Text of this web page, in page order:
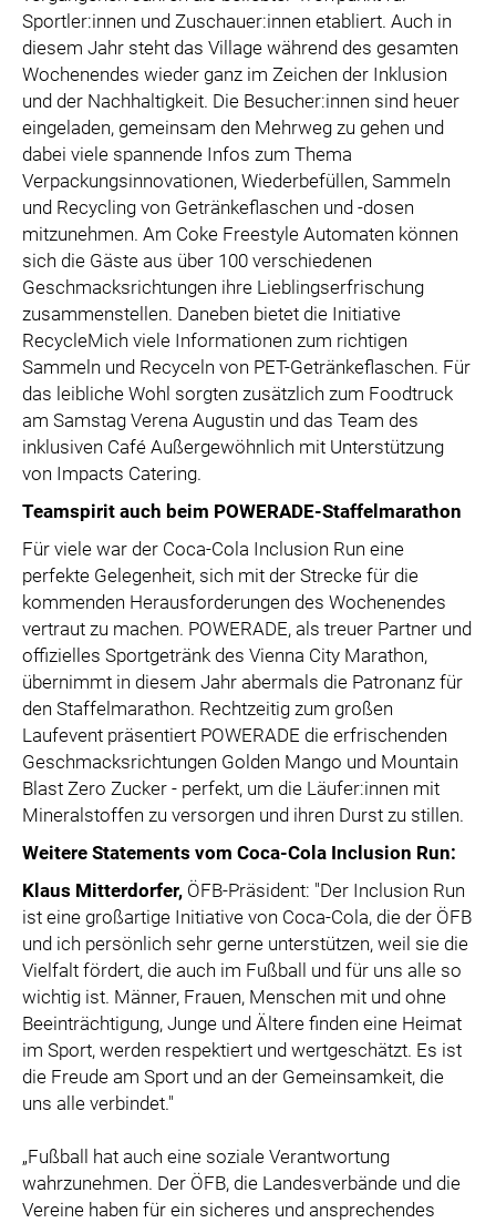
Sportler:innen und Zuschauer:innen etabliert. Auch in
diesem Jahr steht das Village während des gesamten
Wochenendes wieder ganz im Zeichen der Inklusion
und der Nachhaltigkeit. Die Besucher:innen sind heuer
eingeladen, gemeinsam den Mehrweg zu gehen und
dabei viele spannende Infos zum Thema
Verpackungsinnovationen, Wiederbefüllen, Sammeln
und Recycling von Getränkeflaschen und -dosen
mitzunehmen. Am Coke Freestyle Automaten können
sich die Gäste aus über 100 verschiedenen
Geschmacksrichtungen ihre Lieblingserfrischung
zusammenstellen. Daneben bietet die Initiative
RecycleMich viele Informationen zum richtigen
Sammeln und Recyceln von PET-Getränkeflaschen. Für
das leibliche Wohl sorgten zusätzlich zum Foodtruck
am Samstag Verena Augustin und das Team des
inklusiven Café Außergewöhnlich mit Unterstützung
von Impacts Catering.
Teamspirit auch beim POWERADE-Staffelmarathon
Für viele war der Coca-Cola Inclusion Run eine
perfekte Gelegenheit, sich mit der Strecke für die
kommenden Herausforderungen des Wochenendes
vertraut zu machen. POWERADE, als treuer Partner und
offizielles Sportgetränk des Vienna City Marathon,
übernimmt in diesem Jahr abermals die Patronanz für
den Staffelmarathon. Rechtzeitig zum großen
Laufevent präsentiert POWERADE die erfrischenden
Geschmacksrichtungen Golden Mango und Mountain
Blast Zero Zucker - perfekt, um die Läufer:innen mit
Mineralstoffen zu versorgen und ihren Durst zu stillen.
Weitere Statements vom Coca-Cola Inclusion Run:
Klaus Mitterdorfer, ÖFB-Präsident: "Der Inclusion Run
ist eine großartige Initiative von Coca-Cola, die der ÖFB
und ich persönlich sehr gerne unterstützen, weil sie die
Vielfalt fördert, die auch im Fußball und für uns alle so
wichtig ist. Männer, Frauen, Menschen mit und ohne
Beeinträchtigung, Junge und Ältere finden eine Heimat
im Sport, werden respektiert und wertgeschätzt. Es ist
die Freude am Sport und an der Gemeinsamkeit, die
uns alle verbindet."
„Fußball hat auch eine soziale Verantwortung
wahrzunehmen. Der ÖFB, die Landesverbände und die
Vereine haben für ein sicheres und ansprechendes